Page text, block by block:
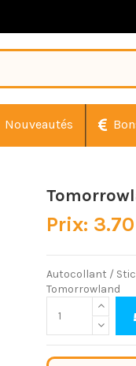
Nouveautés
Prix:
Autocollant /
Tomorrowland